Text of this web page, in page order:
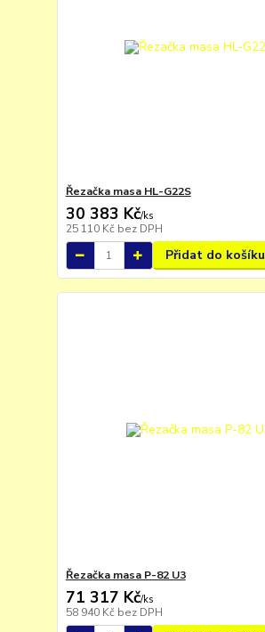
Řezačka masa HL-G22S
30 383 Kč/ks
25 110 Kč bez DPH
Přidat do košíku
Řezačka masa P-82 U3
71 317 Kč/ks
58 940 Kč bez DPH